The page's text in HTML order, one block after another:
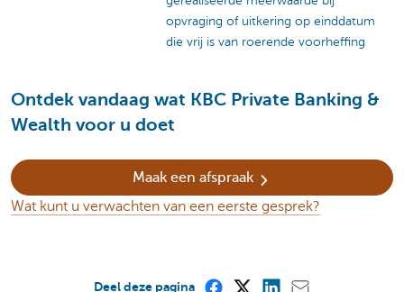
opvraging of uitkering op einddatum
die vrij is van roerende voorheffing
Ontdek vandaag wat KBC Private Banking &
Wealth voor u doet
Maak een afspraak
Wat kunt u verwachten van een eerste gesprek?
Deel deze pagina